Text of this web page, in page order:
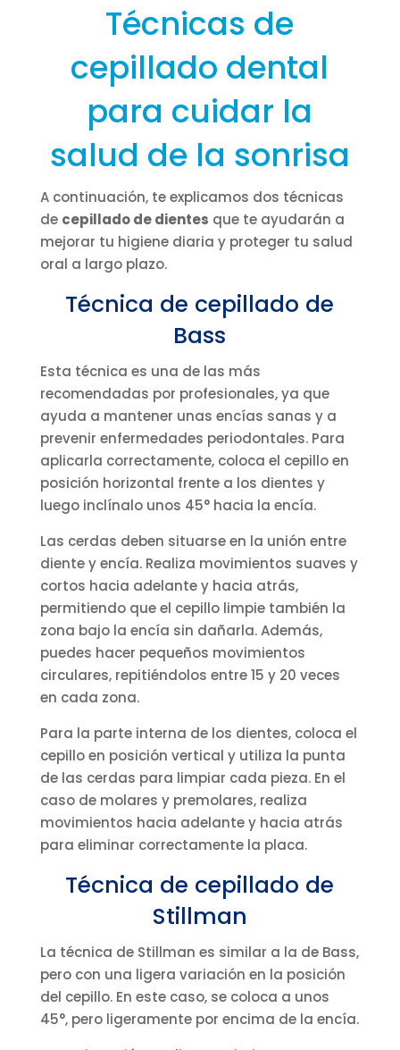
Técnicas de
cepillado dental
para cuidar la
salud de la sonrisa
A continuación, te explicamos dos técnicas
de cepillado de dientes que te ayudarán a
mejorar tu higiene diaria y proteger tu salud
oral a largo plazo.
Técnica de cepillado de
Bass
Esta técnica es una de las más
recomendadas por profesionales, ya que
ayuda a mantener unas encías sanas y a
prevenir enfermedades periodontales. Para
aplicarla correctamente, coloca el cepillo en
posición horizontal frente a los dientes y
luego inclínalo unos 45° hacia la encía.
Las cerdas deben situarse en la unión entre
diente y encía. Realiza movimientos suaves y
cortos hacia adelante y hacia atrás,
permitiendo que el cepillo limpie también la
zona bajo la encía sin dañarla. Además,
puedes hacer pequeños movimientos
circulares, repitiéndolos entre 15 y 20 veces
en cada zona.
Para la parte interna de los dientes, coloca el
cepillo en posición vertical y utiliza la punta
de las cerdas para limpiar cada pieza. En el
caso de molares y premolares, realiza
movimientos hacia adelante y hacia atrás
para eliminar correctamente la placa.
Técnica de cepillado de
Stillman
La técnica de Stillman es similar a la de Bass,
pero con una ligera variación en la posición
del cepillo. En este caso, se coloca a unos
45°, pero ligeramente por encima de la encía.